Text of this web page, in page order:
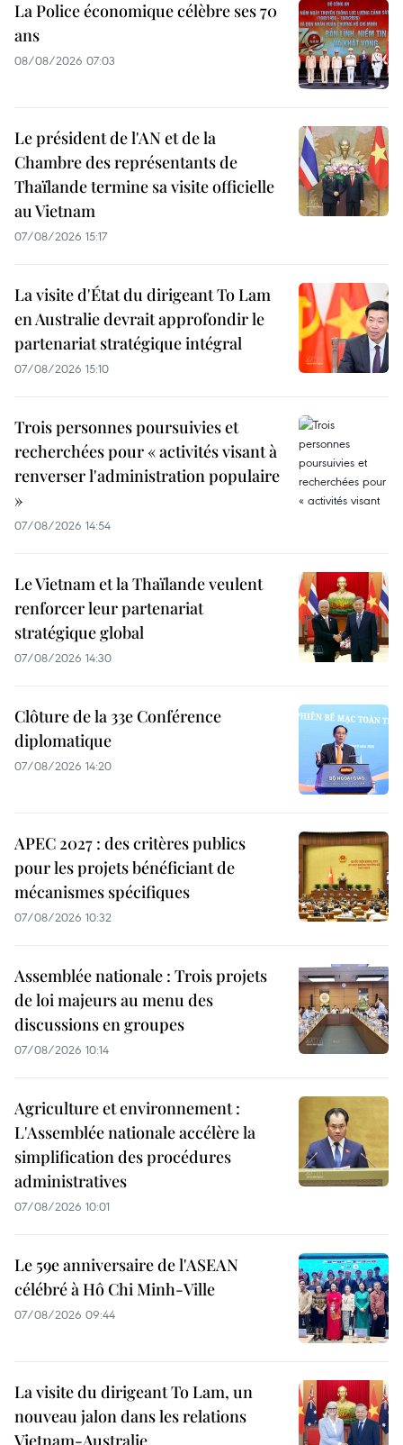
La Police économique célèbre ses 70
ans
08/08/2026 07:03
Le président de l'AN et de la
Chambre des représentants de
Thaïlande termine sa visite officielle
au Vietnam
07/08/2026 15:17
La visite d'État du dirigeant To Lam
en Australie devrait approfondir le
partenariat stratégique intégral
07/08/2026 15:10
Trois personnes poursuivies et
recherchées pour « activités visant à
renverser l'administration populaire
»
07/08/2026 14:54
Le Vietnam et la Thaïlande veulent
renforcer leur partenariat
stratégique global
07/08/2026 14:30
Clôture de la 33e Conférence
diplomatique
07/08/2026 14:20
APEC 2027 : des critères publics
pour les projets bénéficiant de
mécanismes spécifiques
07/08/2026 10:32
Assemblée nationale : Trois projets
de loi majeurs au menu des
discussions en groupes
07/08/2026 10:14
Agriculture et environnement :
L'Assemblée nationale accélère la
simplification des procédures
administratives
07/08/2026 10:01
Le 59e anniversaire de l'ASEAN
célébré à Hô Chi Minh-Ville
07/08/2026 09:44
La visite du dirigeant To Lam, un
nouveau jalon dans les relations
Vietnam-Australie